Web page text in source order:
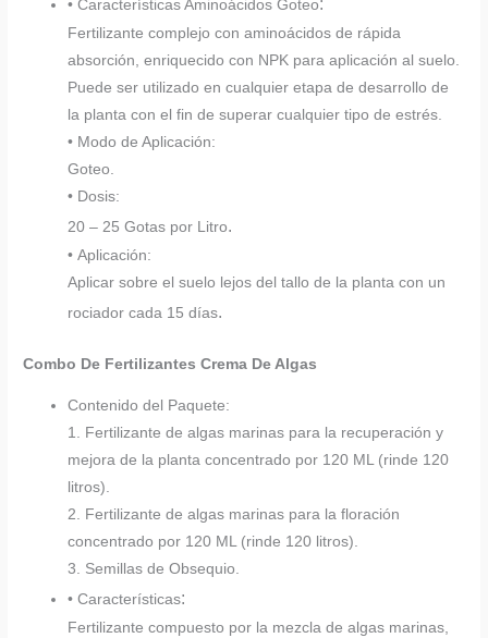
• Características Aminoácidos Goteo:
Fertilizante complejo con aminoácidos de rápida
absorción, enriquecido con NPK para aplicación al suelo.
Puede ser utilizado en cualquier etapa de desarrollo de
la planta con el fin de superar cualquier tipo de estrés.
• Modo de Aplicación:
Goteo.
• Dosis:
20 – 25 Gotas por Litro.
• Aplicación:
Aplicar sobre el suelo lejos del tallo de la planta con un
rociador cada 15 días.
Combo De Fertilizantes Crema De Algas
Contenido del Paquete:
1. Fertilizante de algas marinas para la recuperación y
mejora de la planta concentrado por 120 ML (rinde 120
litros).
2. Fertilizante de algas marinas para la floración
concentrado por 120 ML (rinde 120 litros).
3. Semillas de Obsequio.
• Características:
Fertilizante compuesto por la mezcla de algas marinas,